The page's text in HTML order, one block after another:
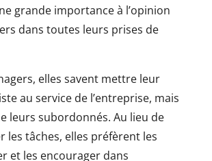
grande importance à l’opinion
dans toutes leurs prises de
elles savent mettre leur
au service de l’entreprise, mais
leurs subordonnés. Au lieu de
les tâches, elles préfèrent les
et les encourager dans